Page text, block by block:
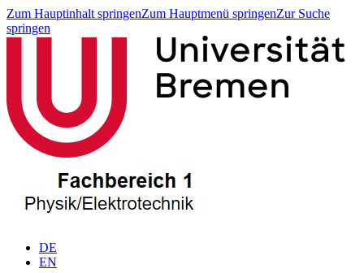
Zum Hauptinhalt springenZum Hauptmenü springenZur Suche
springen
DE
EN